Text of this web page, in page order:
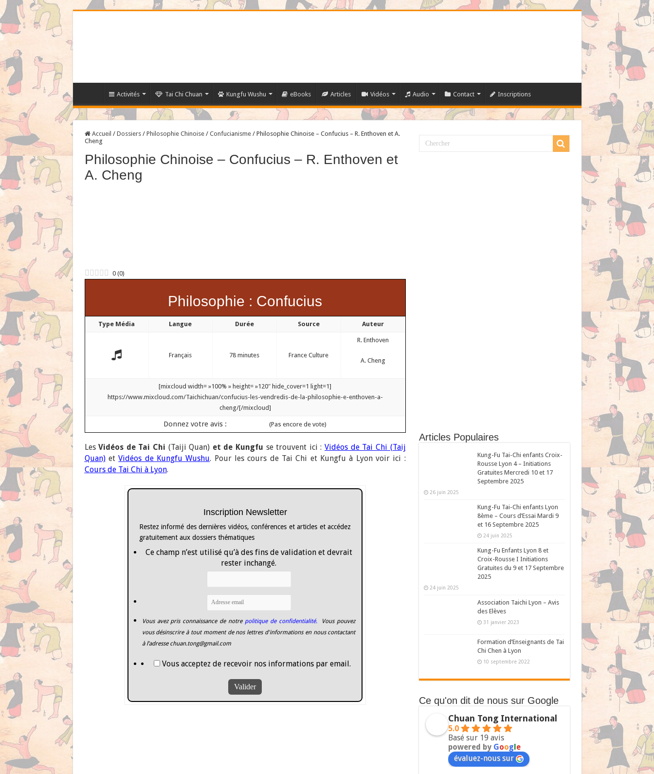
Activités Tai Chi Chuan Kungfu Wushu eBooks Articles Vidéos Audio Contact Inscriptions
Accueil / Dossiers / Philosophie Chinoise / Confucianisme / Philosophie Chinoise – Confucius – R. Enthoven et A.
Cheng
Philosophie Chinoise – Confucius – R. Enthoven et
A. Cheng
0 (0)
Philosophie : Confucius
Type Média Langue Durée Source Auteur
Français 78 minutes France Culture
R. Enthoven
A. Cheng
[mixcloud width= »100% » height= »120″ hide_cover=1 light=1]
https://www.mixcloud.com/Taichichuan/confucius-les-vendredis-de-la-philosophie-e-enthoven-a-
cheng/[/mixcloud]
Donnez votre avis : (Pas encore de vote)
LesVidéos de Tai Chi (Taiji Quan) et de Kungfu se trouvent ici :Vidéos de Tai Chi (Taij
Quan)etVidéos de Kungfu Wushu. Pour les cours de Tai Chi et Kungfu à Lyon voir ici :
Cours de Tai Chi à Lyon.
Inscription Newsletter
Restez informé des dernières vidéos, conférences et articles et accédez
gratuitement aux dossiers thématiques
Ce champ n’est utilisé qu’à des fins de validation et devrait
rester inchangé.
Vous avez pris connaissance de notrepolitique de confidentialité.
Vous pouvez
vous désinscrire à tout moment de nos lettres d'informations en nous contactant
à l’adresse chuan.tong@gmail.com
Vous acceptez de recevoir nos informations par email.
Articles Populaires
Kung-Fu Tai-Chi enfants Croix-
Rousse Lyon 4 – Initiations
Gratuites Mercredi 10 et 17
Septembre 2025
26 juin 2025
Kung-Fu Tai-Chi enfants Lyon
8ème – Cours d’Essai Mardi 9
et 16 Septembre 2025
24 juin 2025
Kung-Fu Enfants Lyon 8 et
Croix-Rousse I Initiations
Gratuites du 9 et 17 Septembre
2025
24 juin 2025
Association Taichi Lyon – Avis
des Elèves
31 janvier 2023
Formation d’Enseignants de Tai
Chi Chen à Lyon
10 septembre 2022
Ce qu'on dit de nous sur Google
Chuan Tong International
5.0
Basé sur 19 avis
powered by Goog e
évaluez-nous sur